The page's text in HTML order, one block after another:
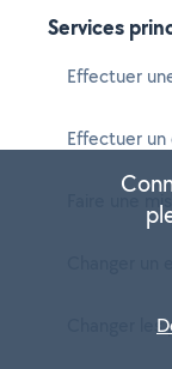
Services
Effectuer
Effectuer
Faire une
Changer un
Changer